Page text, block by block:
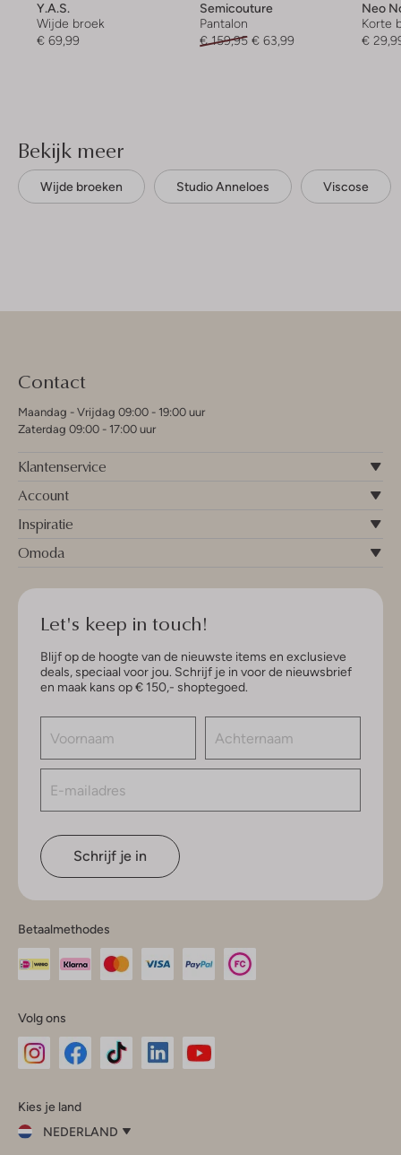
Y.a.s.
Wijde broek
€ 69,99
Semicouture
Pantalon
€ 159,95 € 63,99
Neo
Korte
€
Bekijk meer
Wijde broeken Studio Anneloes Viscose
Contact
Maandag - Vrijdag 09:00 - 19:00 uur
Zaterdag 09:00 - 17:00 uur
Klantenservice
Account
Inspiratie
Omoda
Let's keep in touch!
Blijf op de hoogte van de nieuwste items en exclusieve
deals, speciaal voor jou. Schrijf je in voor de nieuwsbrief
en maak kans op € 150,- shoptegoed.
Schrijf je in
Betaalmethodes
Volg ons
InstagramFacebook
Kies je land
NEDERLAND